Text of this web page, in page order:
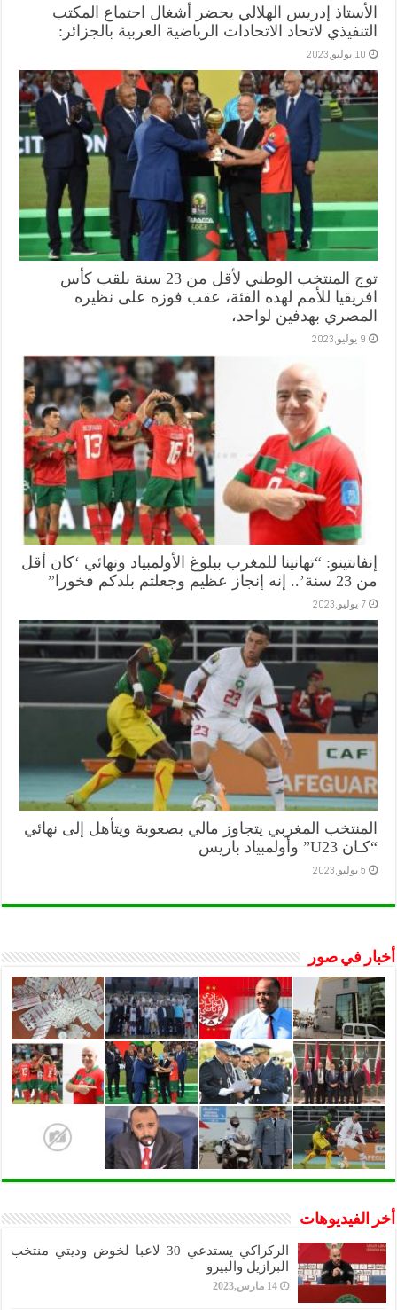
الأستاذ إدريس الهلالي يحضر أشغال اجتماع المكتب
التنفيذي لاتحاد الاتحادات الرياضية العربية بالجزائر:
10 يوليو,2023
توج المنتخب الوطني لأقل من 23 سنة بلقب كأس
افريقيا للأمم لهذه الفئة، عقب فوزه على نظيره
المصري بهدفين لواحد،
9 يوليو,2023
إنفانتينو: “تهانينا للمغرب ببلوغ الأولمبياد ونهائي ‘كان أقل
من 23 سنة’.. إنه إنجاز عظيم وجعلتم بلدكم فخورا”
7 يوليو,2023
المنتخب المغربي يتجاوز مالي بصعوبة ويتأهل إلى نهائي
“كـان U23” وأولمبياد باريس
5 يوليو,2023
أخبار في صور
أخر الفيديوهات
الركراكي يستدعي 30 لاعبا لخوض وديتي منتخب
البرازيل والبيرو
14 مارس,2023